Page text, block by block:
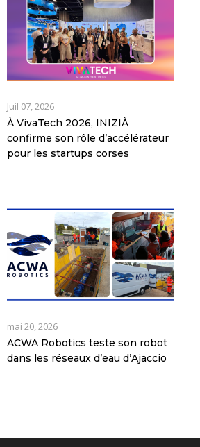
Juil 07, 2026
À VivaTech 2026, INIZIÀ
confirme son rôle d’accélérateur
pour les startups corses
mai 20, 2026
ACWA Robotics teste son robot
dans les réseaux d’eau d’Ajaccio